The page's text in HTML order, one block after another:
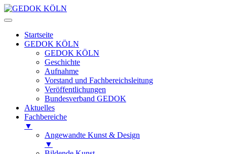
Startseite
GEDOK KÖLN
GEDOK KÖLN
Geschichte
Aufnahme
Vorstand und Fachbereichsleitung
Veröffentlichungen
Bundesverband GEDOK
Aktuelles
Fachbereiche
▼
Angewandte Kunst & Design
▼